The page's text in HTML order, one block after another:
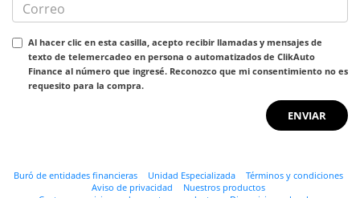
Al hacer clic en esta casilla, acepto recibir llamadas y mensajes de
texto de telemercadeo en persona o automatizados de ClikAuto
Finance al número que ingresé. Reconozco que mi consentimiento no es
requesito para la compra.
Buró de entidades financieras Unidad Especializada
Términos y condiciones
Aviso de privacidad
Nuestros productos